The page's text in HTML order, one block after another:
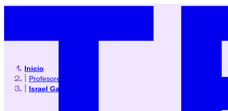
Inicio
Profesores
Israel García Real